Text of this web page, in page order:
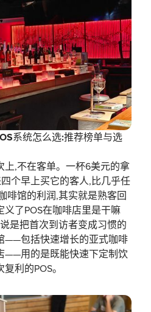
系统怎么选:推荐榜单与选
上,不在客单。一杯6美元的拿
个早上买它的客人,比几乎任
啡馆的利润,其实就是熟客回
了POS在咖啡店里是干嘛
是把首次到访者变成习惯的
——包括快速增长的亚式咖啡
——用的是既能快速下定制饮
利的POS。